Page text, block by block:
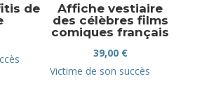
de
Affiche vestiaire
des célèbres films
comiques français
39,00 €
Victime de son succès